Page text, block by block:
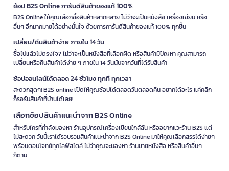
ช้อป B2S Online การันตีสินค้าของแท้ 100%
B2S Online ให้คุณเลือกซื้อสินค้าหลากหลาย ไม่ว่าจะเป็นหนังสือ เครื่องเขียน หรือ
อื่นๆ อีกมากมายได้อย่างมั่นใจ ด้วยการการันตีสินค้าของแท้ 100% ทุกชิ้น
เปลี่ยน/คืนสินค้าง่าย ภายใน 14 วัน
ซื้อไปแล้วไม่ตรงใจ? ไม่ว่าจะเป็นหนังสือที่เลือกผิด หรือสินค้ามีปัญหา คุณสามารถ
เปลี่ยนหรือคืนสินค้าได้ง่าย ๆ ภายใน 14 วันนับจากวันที่ได้รับสินค้า
ช้อปออนไลน์ได้ตลอด 24 ชั่วโมง ทุกที่ ทุกเวลา
สะดวกสุดๆ! B2S online เปิดให้คุณช้อปได้ตลอดวันตลอดคืน อยากได้อะไร แค่คลิก
ก็รอรับสินค้าที่บ้านได้เลย!
เลือกช้อปสินค้าแนะนำจาก B2S Online
สำหรับใครที่กำลังมองหา ร้านอุปกรณ์เครื่องเขียนใกล้ฉัน หรืออยากแวะร้าน B2S แต่
ไม่สะดวก วันนี้เราได้รวบรวมสินค้าแนะนำจาก B2S Online มาให้คุณเลือกสรรได้ง่ายๆ
พร้อมตอบโจทย์ทุกไลฟ์สไตล์ ไม่ว่าคุณจะมองหา ร้านขายหนังสือ หรือสินค้าอื่นๆ
ก็ตาม